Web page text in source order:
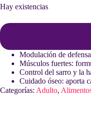
Hay existencias
Modulación de
Músculos fuertes:
Control del sarro y la
Cuidado óseo: aporta
Categorías: Adulto,